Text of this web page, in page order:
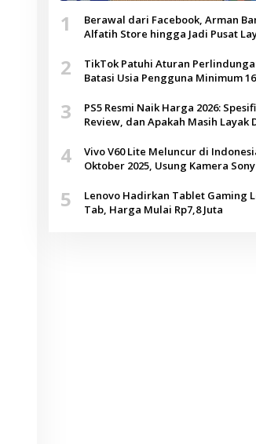
1
Berawal dari Facebook, Arman
Alfatih Store hingga Jadi Pusat
2
TikTok Patuhi Aturan
Batasi Usia Pengguna Minimum
3
PS5 Resmi Naik Harga 2026:
Review, dan Apakah Masih Layak
4
Vivo V60 Lite Meluncur di
Oktober 2025, Usung Kamera Sony
5
Lenovo Hadirkan Tablet Gaming
Tab, Harga Mulai Rp7,8 Juta